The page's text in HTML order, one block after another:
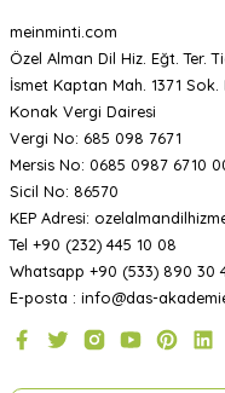
meinminti.com
Özel Alman Dil Hiz. Eğt. Ter.
İsmet Kaptan Mah. 1371
Konak Vergi Dairesi
Vergi No: 685 098 7671
Mersis No: 0685 0987 6710
Sicil No: 86570
KEP Adresi:
Tel +90 (232) 445 10 08
Whatsapp +90 (533) 890 30
E-posta : info@das-